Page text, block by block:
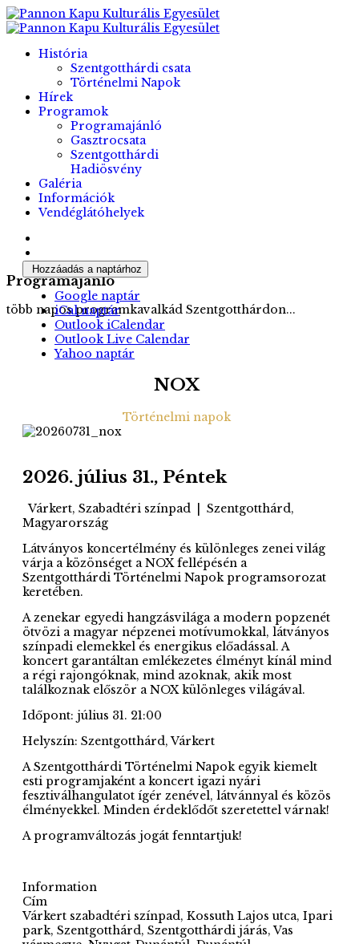
História
Szentgotthárdi csata
Történelmi Napok
Hírek
Programok
Programajánló
Gasztrocsata
Szentgotthárdi
Hadiösvény
Galéria
Információk
Vendéglátóhelyek
Programajánló
több napos programkavalkád Szentgotthárdon...
Hozzáadás a naptárhoz
Google naptár
iCal naptár
Outlook iCalendar
Outlook Live Calendar
Yahoo naptár
NOX
Történelmi napok
2026. július 31., Péntek
Várkert, Szabadtéri színpad
Szentgotthárd,
Magyarország
Látványos koncertélmény és különleges zenei világ
várja a közönséget aNOXfellépésén a
Szentgotthárdi Történelmi Napokprogramsorozat
keretében.
A zenekar egyedi hangzásvilága a modern popzenét
ötvözi a magyar népzenei motívumokkal, látványos
színpadi elemekkel és energikus előadással. A
koncert garantáltan emlékezetes élményt kínál mind
a régi rajongóknak, mind azoknak, akik most
találkoznak először a NOX különleges világával.
Időpont: július 31. 21:00
Helyszín: Szentgotthárd, Várkert
A Szentgotthárdi Történelmi Napok egyik kiemelt
esti programjaként a koncert igazi nyári
fesztiválhangulatot ígér zenével, látvánnyal és közös
élményekkel. Minden érdeklődőt szeretettel várnak!
A programváltozás jogát fenntartjuk!
Information
Cím
Várkert szabadtéri színpad, Kossuth Lajos utca, Ipari
park, Szentgotthárd, Szentgotthárdi járás, Vas